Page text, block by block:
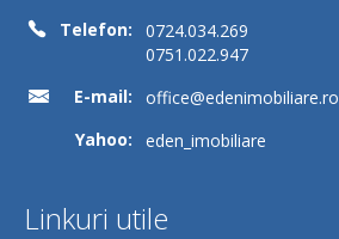
Telefon:
0724.034.269
0751.022.947
E-mail:
office@edenimobiliare.ro
Yahoo:
eden_imobiliare
Linkuri utile